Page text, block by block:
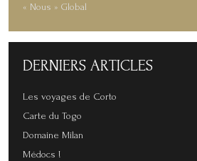
« Nous » Global
DERNIERS ARTICLES
Les voyages de Corto
Carte du Togo
Domaine Milan
Médocs !